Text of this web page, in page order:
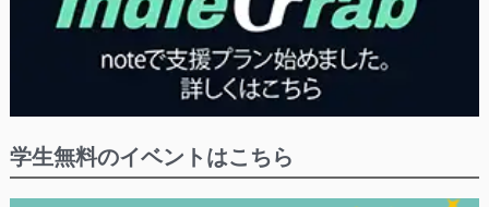
学生無料のイベントはこちら